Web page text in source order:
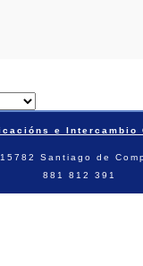
e Intercambio
Santiago de
881 812 391